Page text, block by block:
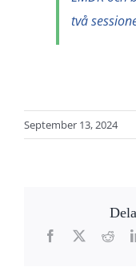
två
September 13, 2024
Facebook
X